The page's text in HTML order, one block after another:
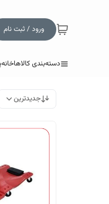
ورود / ثبت نام
دسته‌بندی کالاهاخانه
جدیدترین